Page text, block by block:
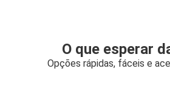
O que esperar
Opções rápidas, fáceis e